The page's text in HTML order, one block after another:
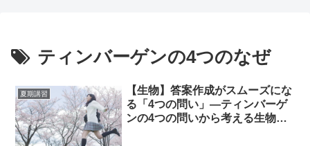
ティンバーゲンの4つのなぜ
夏期講習
【生物】答案作成がスムーズにな
る「4つの問い」—ティンバーゲ
ンの4つの問いから考える生物学